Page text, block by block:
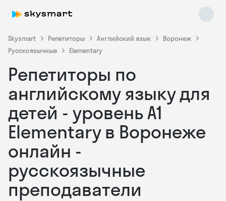
Skysmart Репетиторы Английский язык
Воронеж
Русскоязычные
Elementary
Репетиторы по
английскому языку для
детей - уровень А1
Elementary в Воронеже
онлайн -
русскоязычные
преподаватели
Skysmart Chat